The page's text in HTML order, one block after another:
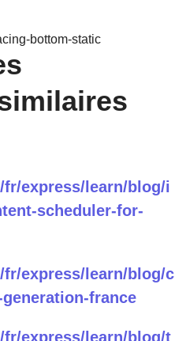
bottom-static
express/learn/blog/i
scheduler-for-
express/learn/blog/c
france
fr/express/learn/blog/t